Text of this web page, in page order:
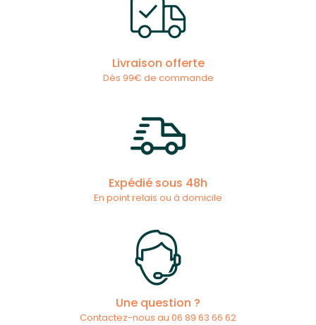
Livraison offerte
Dès 99€ de commande
Expédié sous 48h
En point relais ou à domicile
Une question ?
Contactez-nous au 06 89 63 66 62